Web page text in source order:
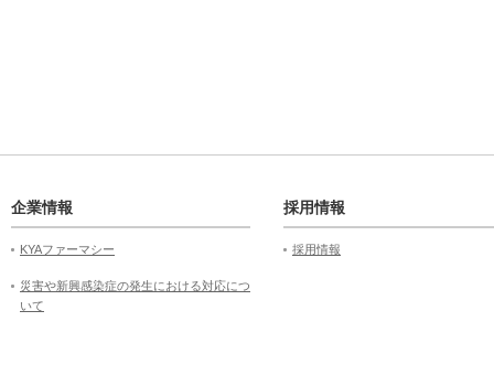
企業情報
KYAファーマシー
災害や新興感染症の発生における対応につ
いて
採用情報
採用情報